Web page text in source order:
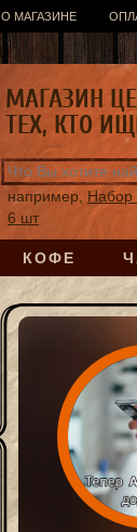
О МАГАЗИНЕ
КОФЕ
например, Набор
6 шт
МАГАЗИН
ТЕХ, КТО